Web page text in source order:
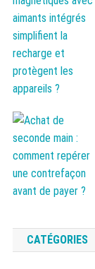
CATÉGORIES